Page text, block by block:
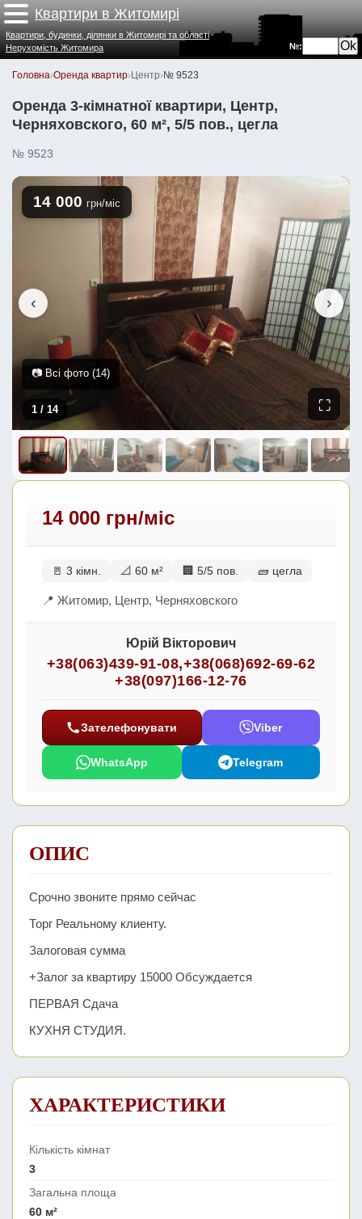
Квартири в Житомирі
№:
Квартири, будинки, ділянки в Житомирі та області
Нерухомість Житомира
Головна›Оренда квартир›Центр›№ 9523
Оренда 3-кімнатної квартири, Центр,
Черняховского, 60 м², 5/5 пов., цегла
№ 9523
‹ ›
14 000 грн/міс
1 / 14 ⛶
📷 Всі фото (14)
14 000 грн/міс
🚪 3 кімн. 📐 60 м² 🏢 5/5 пов. 🧱 цегла
📍 Житомир, Центр, Черняховского
Юрій Вікторович
+38(063)439-91-08,+38(068)692-69-62
+38(097)166-12-76
Зателефонувати Viber
WhatsApp Telegram
ОПИС
Срочно звоните прямо сейчас
Торг Реальному клиенту.
Залоговая сумма
+Залог за квартиру 15000 Обсуждается
ПЕРВАЯ Сдача
КУХНЯ СТУДИЯ.
ХАРАКТЕРИСТИКИ
Кількість кімнат
3
Загальна площа
60 м²